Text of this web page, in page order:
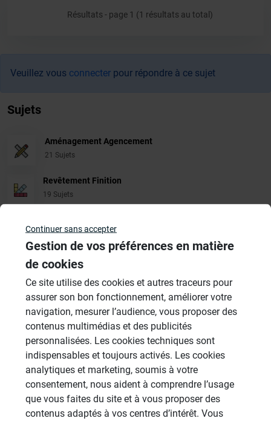
Résultats - page 1 (1 résultats au total)
Veuillez vous connecter pour répondre à ce sujet
Sujets
Aménagement Agencement
21 Sujets
Revêtement Finition
19 Sujets
1485 Sujets
Cabines de hammam
Systèmes de panneaux à carreler
1206 Sujets
Autres
949 Sujets
Autres questions
Continuer sans accepter
Gestion de vos préférences en matière
de cookies
Ce site utilise des cookies et autres traceurs pour
assurer son bon fonctionnement, améliorer votre
navigation, mesurer l’audience, vous proposer des
contenus multimédias et des publicités
personnalisées. Les cookies techniques sont
indispensables et toujours activés. Les cookies
analytiques et marketing, soumis à votre
consentement, nous aident à comprendre l’usage
que vous faites du site et à vous proposer des
contenus adaptés à vos centres d’intérêt. Vous